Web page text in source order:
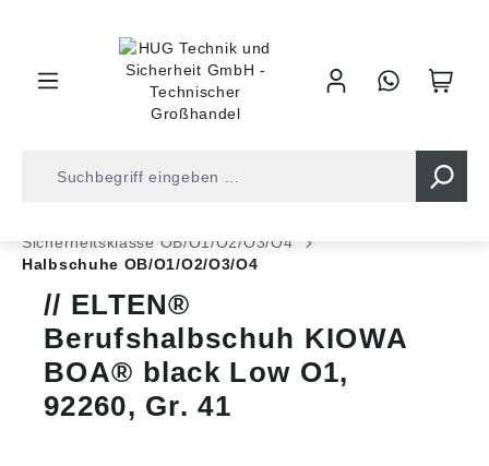
Sicherheitsklasse OB/O1/O2/O3/O4
Halbschuhe OB/O1/O2/O3/O4
ELTEN®
Berufshalbschuh KIOWA
BOA® black Low O1,
92260, Gr. 41